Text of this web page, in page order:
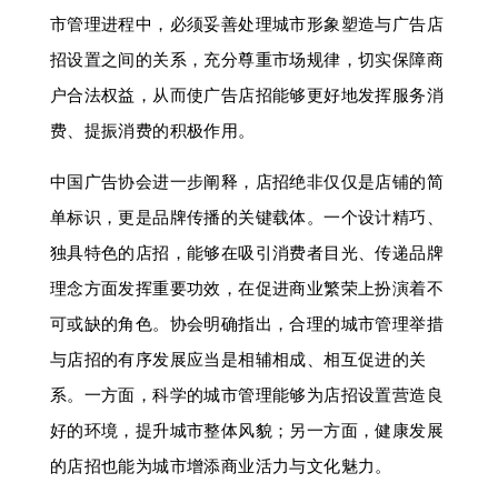
市管理进程中，必须妥善处理城市形象塑造与广告店
招设置之间的关系，充分尊重市场规律，切实保障商
户合法权益，从而使广告店招能够更好地发挥服务消
费、提振消费的积极作用。
中国广告协会进一步阐释，店招绝非仅仅是店铺的简
单标识，更是品牌传播的关键载体。一个设计精巧、
独具特色的店招，能够在吸引消费者目光、传递品牌
理念方面发挥重要功效，在促进商业繁荣上扮演着不
可或缺的角色。协会明确指出，合理的城市管理举措
与店招的有序发展应当是相辅相成、相互促进的关
系。一方面，科学的城市管理能够为店招设置营造良
好的环境，提升城市整体风貌；另一方面，健康发展
的店招也能为城市增添商业活力与文化魅力。